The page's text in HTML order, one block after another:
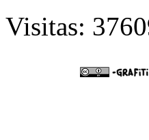
Visitas: